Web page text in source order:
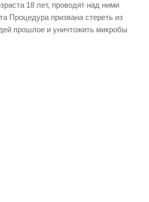
18 лет, проводят над ними
Процедура призвана стереть из
прошлое и уничтожить микробы